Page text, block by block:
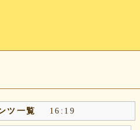
ツ一覧 16 : 19